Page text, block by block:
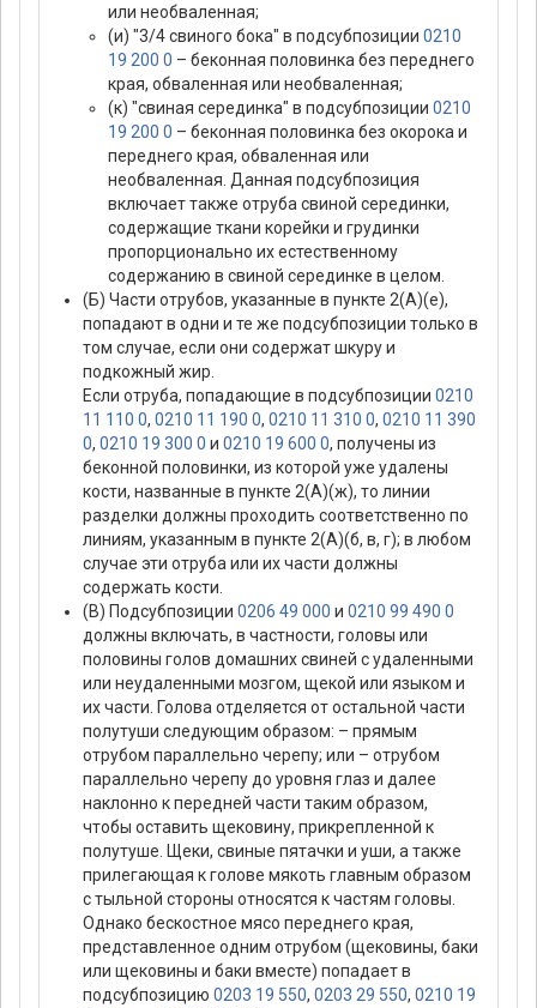
или необваленная;
(и) "3/4 свиного бока" в подсубпозиции 0210
19 200 0 – беконная половинка без переднего
края, обваленная или необваленная;
(к) "свиная серединка" в подсубпозиции 0210
19 200 0 – беконная половинка без окорока и
переднего края, обваленная или
необваленная. Данная подсубпозиция
включает также отруба свиной серединки,
содержащие ткани корейки и грудинки
пропорционально их естественному
содержанию в свиной серединке в целом.
(Б) Части отрубов, указанные в пункте 2(А)(е),
попадают в одни и те же подсубпозиции только в
том случае, если они содержат шкуру и
подкожный жир.
Если отруба, попадающие в подсубпозиции 0210
11 110 0, 0210 11 190 0, 0210 11 310 0, 0210 11 390
0, 0210 19 300 0 и 0210 19 600 0, получены из
беконной половинки, из которой уже удалены
кости, названные в пункте 2(А)(ж), то линии
разделки должны проходить соответственно по
линиям, указанным в пункте 2(А)(б, в, г); в любом
случае эти отруба или их части должны
содержать кости.
(В) Подсубпозиции 0206 49 000 и 0210 99 490 0
должны включать, в частности, головы или
половины голов домашних свиней с удаленными
или неудаленными мозгом, щекой или языком и
их части. Голова отделяется от остальной части
полутуши следующим образом: – прямым
отрубом параллельно черепу; или – отрубом
параллельно черепу до уровня глаз и далее
наклонно к передней части таким образом,
чтобы оставить щековину, прикрепленной к
полутуше. Щеки, свиные пятачки и уши, а также
прилегающая к голове мякоть главным образом
с тыльной стороны относятся к частям головы.
Однако бескостное мясо переднего края,
представленное одним отрубом (щековины, баки
или щековины и баки вместе) попадает в
подсубпозицию 0203 19 550, 0203 29 550, 0210 19